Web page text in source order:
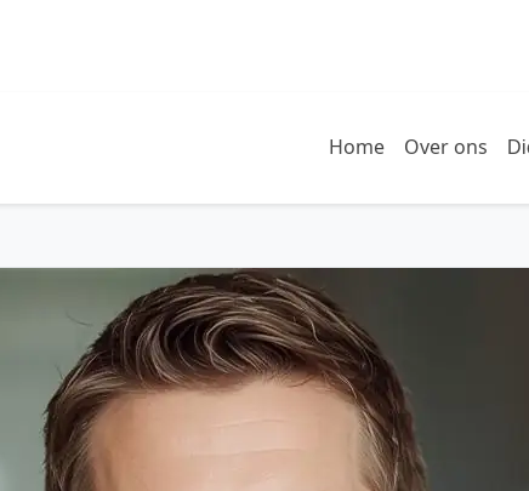
Home Over ons